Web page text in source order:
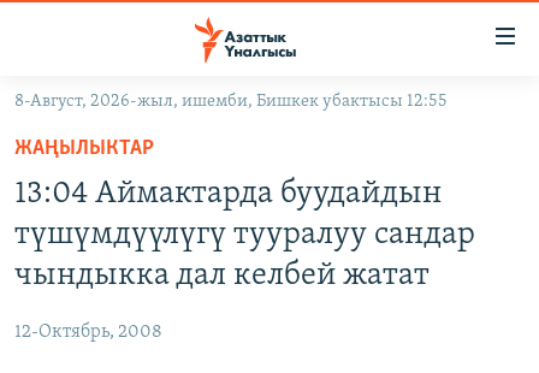
Навигацияга
өтүңүз
салыңыз
МАДАНИЯТ
УКРАИНА
ТВ ПРОГРАММАЛАР
8-Август, 2026-жыл, ишемби, Бишкек убактысы 12:55
ЖАҢЫЛЫКТАР
13:04 Аймактарда буудайдын
түшүмдүүлүгү тууралуу сандар
чындыкка дал келбей жатат
12-Октябрь, 2008